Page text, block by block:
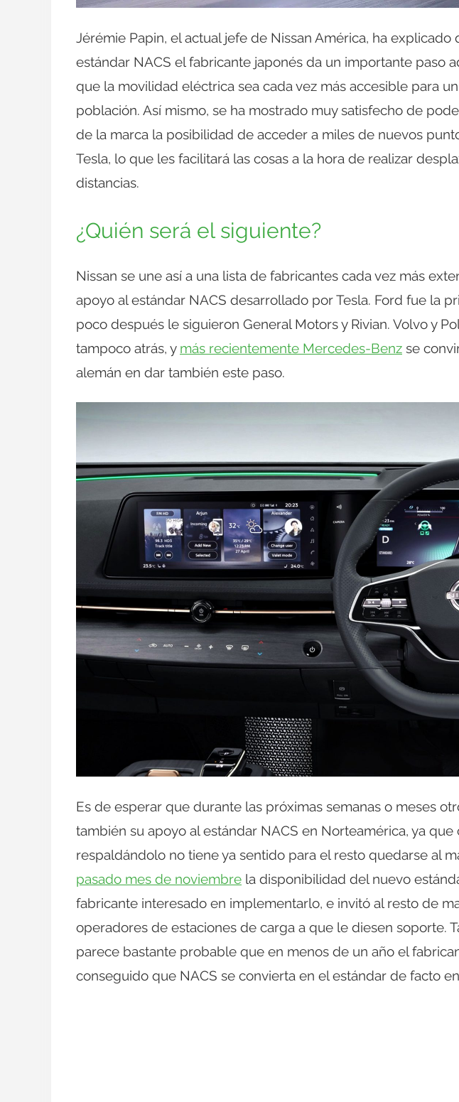
Jérémie Papin, el actual jefe de Nissan América, ha
estándar NACS el fabricante japonés da un importante paso
que la movilidad eléctrica sea cada vez más accesible para
población. Así mismo, se ha mostrado muy satisfecho de
de la marca la posibilidad de acceder a miles de nuevos
Tesla, lo que les facilitará las cosas a la hora de realizar
distancias.
¿Quién será el siguiente?
Nissan se une así a una lista de fabricantes cada vez más
apoyo al estándar NACS desarrollado por Tesla. Ford fue la
poco después le siguieron General Motors y Rivian. Volvo y
tampoco atrás, y más recientemente Mercedes-Benz se
alemán en dar también este paso.
Es de esperar que durante las próximas semanas o meses
también su apoyo al estándar NACS en Norteamérica, ya
respaldándolo no tiene ya sentido para el resto quedarse al
pasado mes de noviembre la disponibilidad del nuevo
fabricante interesado en implementarlo, e invitó al resto de
operadores de estaciones de carga a que le diesen soporte.
parece bastante probable que en menos de un año el
conseguido que NACS se convierta en el estándar de facto